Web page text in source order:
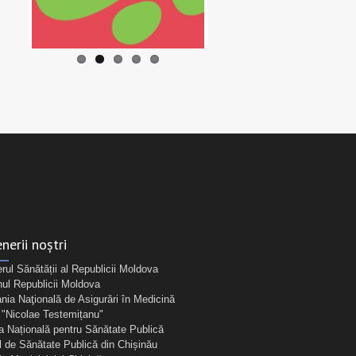
noștri
Sănătății al Republicii Moldova
Republicii Moldova
Naţională de Asigurări în Medicină
Testemițanu"
Națională pentru Sănătate Publică
de Sănătate Publică din Chișinău